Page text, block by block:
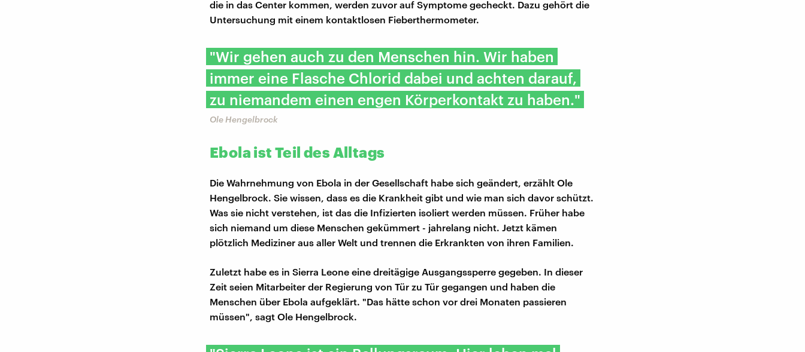
die in das Center kommen, werden zuvor auf Symptome gecheckt. Dazu gehört die
Untersuchung mit einem kontaktlosen Fieberthermometer.
"Wir gehen auch zu den Menschen hin. Wir haben
immer eine Flasche Chlorid dabei und achten darauf,
zu niemandem einen engen Körperkontakt zu haben."
Ole Hengelbrock
Ebola ist Teil des Alltags
Die Wahrnehmung von Ebola in der Gesellschaft habe sich geändert, erzählt Ole
Hengelbrock. Sie wissen, dass es die Krankheit gibt und wie man sich davor schützt.
Was sie nicht verstehen, ist das die Infizierten isoliert werden müssen. Früher habe
sich niemand um diese Menschen gekümmert - jahrelang nicht. Jetzt kämen
plötzlich Mediziner aus aller Welt und trennen die Erkrankten von ihren Familien.
Zuletzt habe es in Sierra Leone eine dreitägige Ausgangssperre gegeben. In dieser
Zeit seien Mitarbeiter der Regierung von Tür zu Tür gegangen und haben die
Menschen über Ebola aufgeklärt. "Das hätte schon vor drei Monaten passieren
müssen", sagt Ole Hengelbrock.